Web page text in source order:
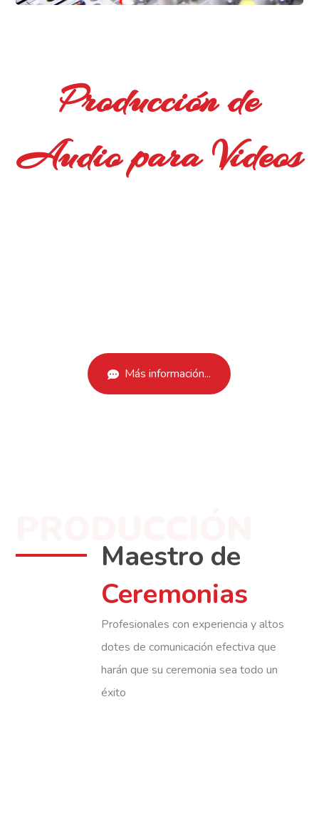
Producción de
Audio para Videos
Más información...
Maestro de
Ceremonias
Profesionales con experiencia y altos
dotes de comunicación efectiva que
harán que su ceremonia sea todo un
éxito